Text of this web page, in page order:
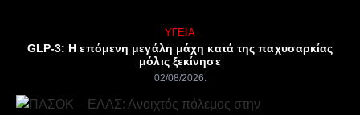
ΥΓΕΊΑ
GLP-3: Η επόμενη μεγάλη μάχη κατά της παχυσαρκίας
μόλις ξεκίνησε
02/08/2026